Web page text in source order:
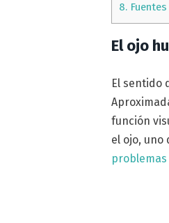
8.
El ojo
El sentido
función
el ojo, uno